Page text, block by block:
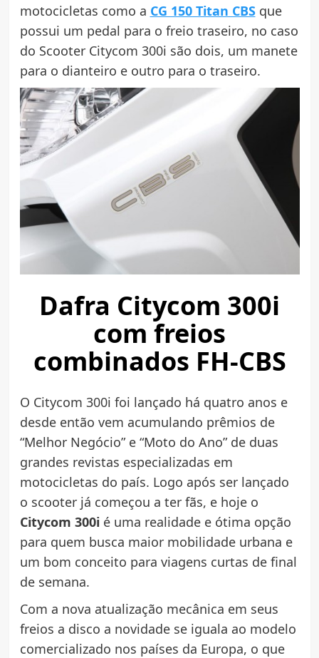
motocicletas como a CG 150 Titan CBSque
possui um pedal para o freio traseiro, no caso
do Scooter Citycom 300i são dois, um manete
para o dianteiro e outro para o traseiro.
Dafra Citycom 300i
com freios
combinados FH-CBS
O Citycom 300i foi lançado há quatro anos e
desde então vem acumulando prêmios de
“Melhor Negócio” e “Moto do Ano” de duas
grandes revistas especializadas em
motocicletas do país. Logo após ser lançado
o scooter já começou a ter fãs, e hoje o
Citycom 300i é uma realidade e ótima opção
para quem busca maior mobilidade urbana e
um bom conceito para viagens curtas de final
de semana.
Com a nova atualização mecânica em seus
freios a disco a novidade se iguala ao modelo
comercializado nos países da Europa, o que